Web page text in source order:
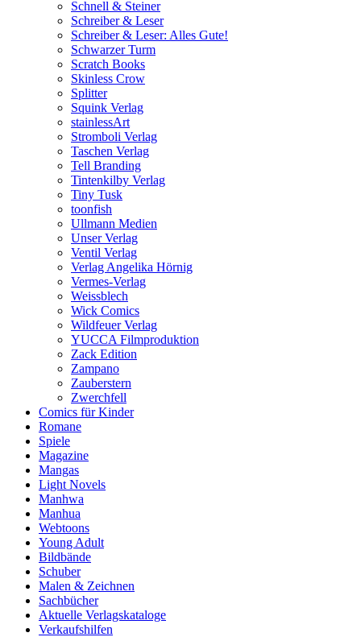
Schnell & Steiner
Schreiber & Leser
Schreiber & Leser: Alles Gute!
Schwarzer Turm
Scratch Books
Skinless Crow
Splitter
Squink Verlag
stainlessArt
Stromboli Verlag
Taschen Verlag
Tell Branding
Tintenkilby Verlag
Tiny Tusk
toonfish
Ullmann Medien
Unser Verlag
Ventil Verlag
Verlag Angelika Hörnig
Vermes-Verlag
Weissblech
Wick Comics
Wildfeuer Verlag
YUCCA Filmproduktion
Zack Edition
Zampano
Zauberstern
Zwerchfell
Comics für Kinder
Romane
Spiele
Magazine
Mangas
Light Novels
Manhwa
Manhua
Webtoons
Young Adult
Bildbände
Schuber
Malen & Zeichnen
Sachbücher
Aktuelle Verlagskataloge
Verkaufshilfen